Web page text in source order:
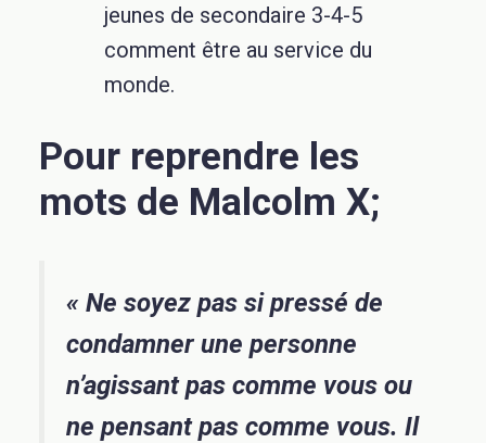
jeunes de secondaire 3-4-5
comment être au service du
monde.
Pour reprendre les
mots de Malcolm X;
« Ne soyez pas si pressé de
condamner une personne
n’agissant pas comme vous ou
ne pensant pas comme vous. Il